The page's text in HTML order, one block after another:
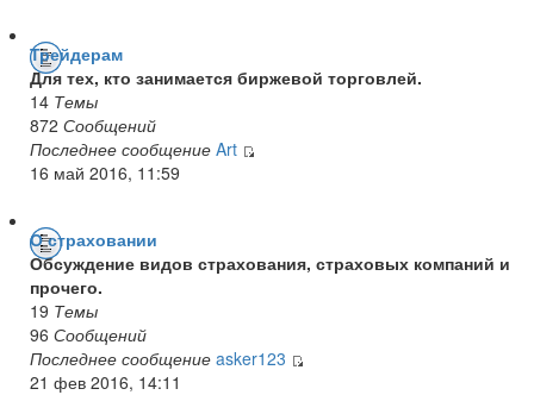
Трейдерам
Для тех, кто занимается биржевой торговлей.
14 Темы
872 Сообщений
Последнее сообщение Art
16 май 2016, 11:59
О страховании
Обсуждение видов страхования, страховых компаний и
прочего.
19 Темы
96 Сообщений
Последнее сообщение asker123
21 фев 2016, 14:11